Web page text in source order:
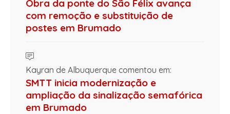
Obra da ponte do São Félix avança
com remoção e substituição de
postes em Brumado
Kayran de Albuquerque comentou em:
SMTT inicia modernização e
ampliação da sinalização semafórica
em Brumado